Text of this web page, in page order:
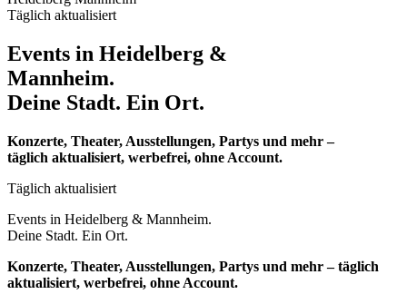
Täglich aktualisiert
Events in Heidelberg &
Mannheim.
Deine Stadt. Ein Ort.
Konzerte, Theater, Ausstellungen, Partys und mehr –
täglich aktualisiert, werbefrei, ohne Account.
Täglich aktualisiert
Events in Heidelberg & Mannheim.
Deine Stadt. Ein Ort.
Konzerte, Theater, Ausstellungen, Partys und mehr – täglich
aktualisiert, werbefrei, ohne Account.